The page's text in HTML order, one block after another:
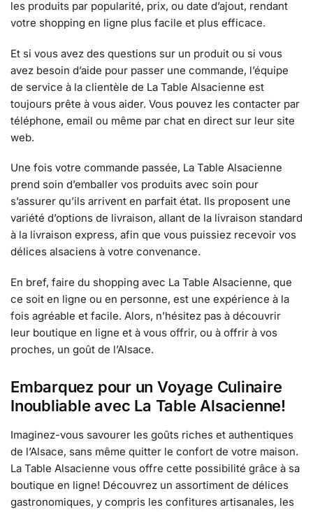
les produits par popularité, prix, ou date d’ajout, rendant
votre shopping en ligne plus facile et plus efficace.
Et si vous avez des questions sur un produit ou si vous
avez besoin d’aide pour passer une commande, l’équipe
de service à la clientèle de La Table Alsacienne est
toujours prête à vous aider. Vous pouvez les contacter par
téléphone, email ou même par chat en direct sur leur site
web.
Une fois votre commande passée, La Table Alsacienne
prend soin d’emballer vos produits avec soin pour
s’assurer qu’ils arrivent en parfait état. Ils proposent une
variété d’options de livraison, allant de la livraison standard
à la livraison express, afin que vous puissiez recevoir vos
délices alsaciens à votre convenance.
En bref, faire du shopping avec La Table Alsacienne, que
ce soit en ligne ou en personne, est une expérience à la
fois agréable et facile. Alors, n’hésitez pas à découvrir
leur boutique en ligne et à vous offrir, ou à offrir à vos
proches, un goût de l’Alsace.
Embarquez pour un Voyage Culinaire
Inoubliable avec La Table Alsacienne!
Imaginez-vous savourer les goûts riches et authentiques
de l’Alsace, sans même quitter le confort de votre maison.
La Table Alsacienne vous offre cette possibilité grâce à sa
boutique en ligne! Découvrez un assortiment de délices
gastronomiques, y compris les confitures artisanales, les